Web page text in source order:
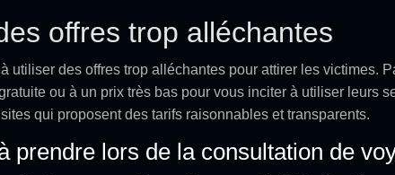
offres trop alléchantes
utiliser des offres trop alléchantes pour attirer les victimes.
ou à un prix très bas pour vous inciter à utiliser leurs
qui proposent des tarifs raisonnables et transparents.
prendre lors de la consultation de